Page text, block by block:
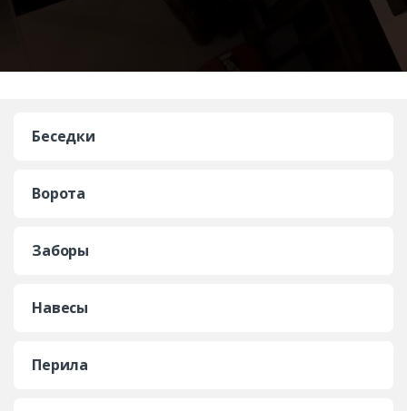
Беседки
Ворота
Заборы
Навесы
Перила